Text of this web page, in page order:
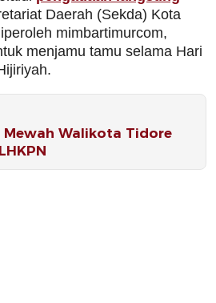
Daerah (Sekda) Kota
mimbartimurcom,
menjamu tamu selama Hari
Mewah Walikota Tidore